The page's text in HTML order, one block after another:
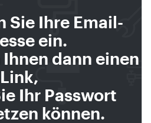
Sie Ihre Email-
ein.
dann einen
Link,
Ihr Passwort
können.